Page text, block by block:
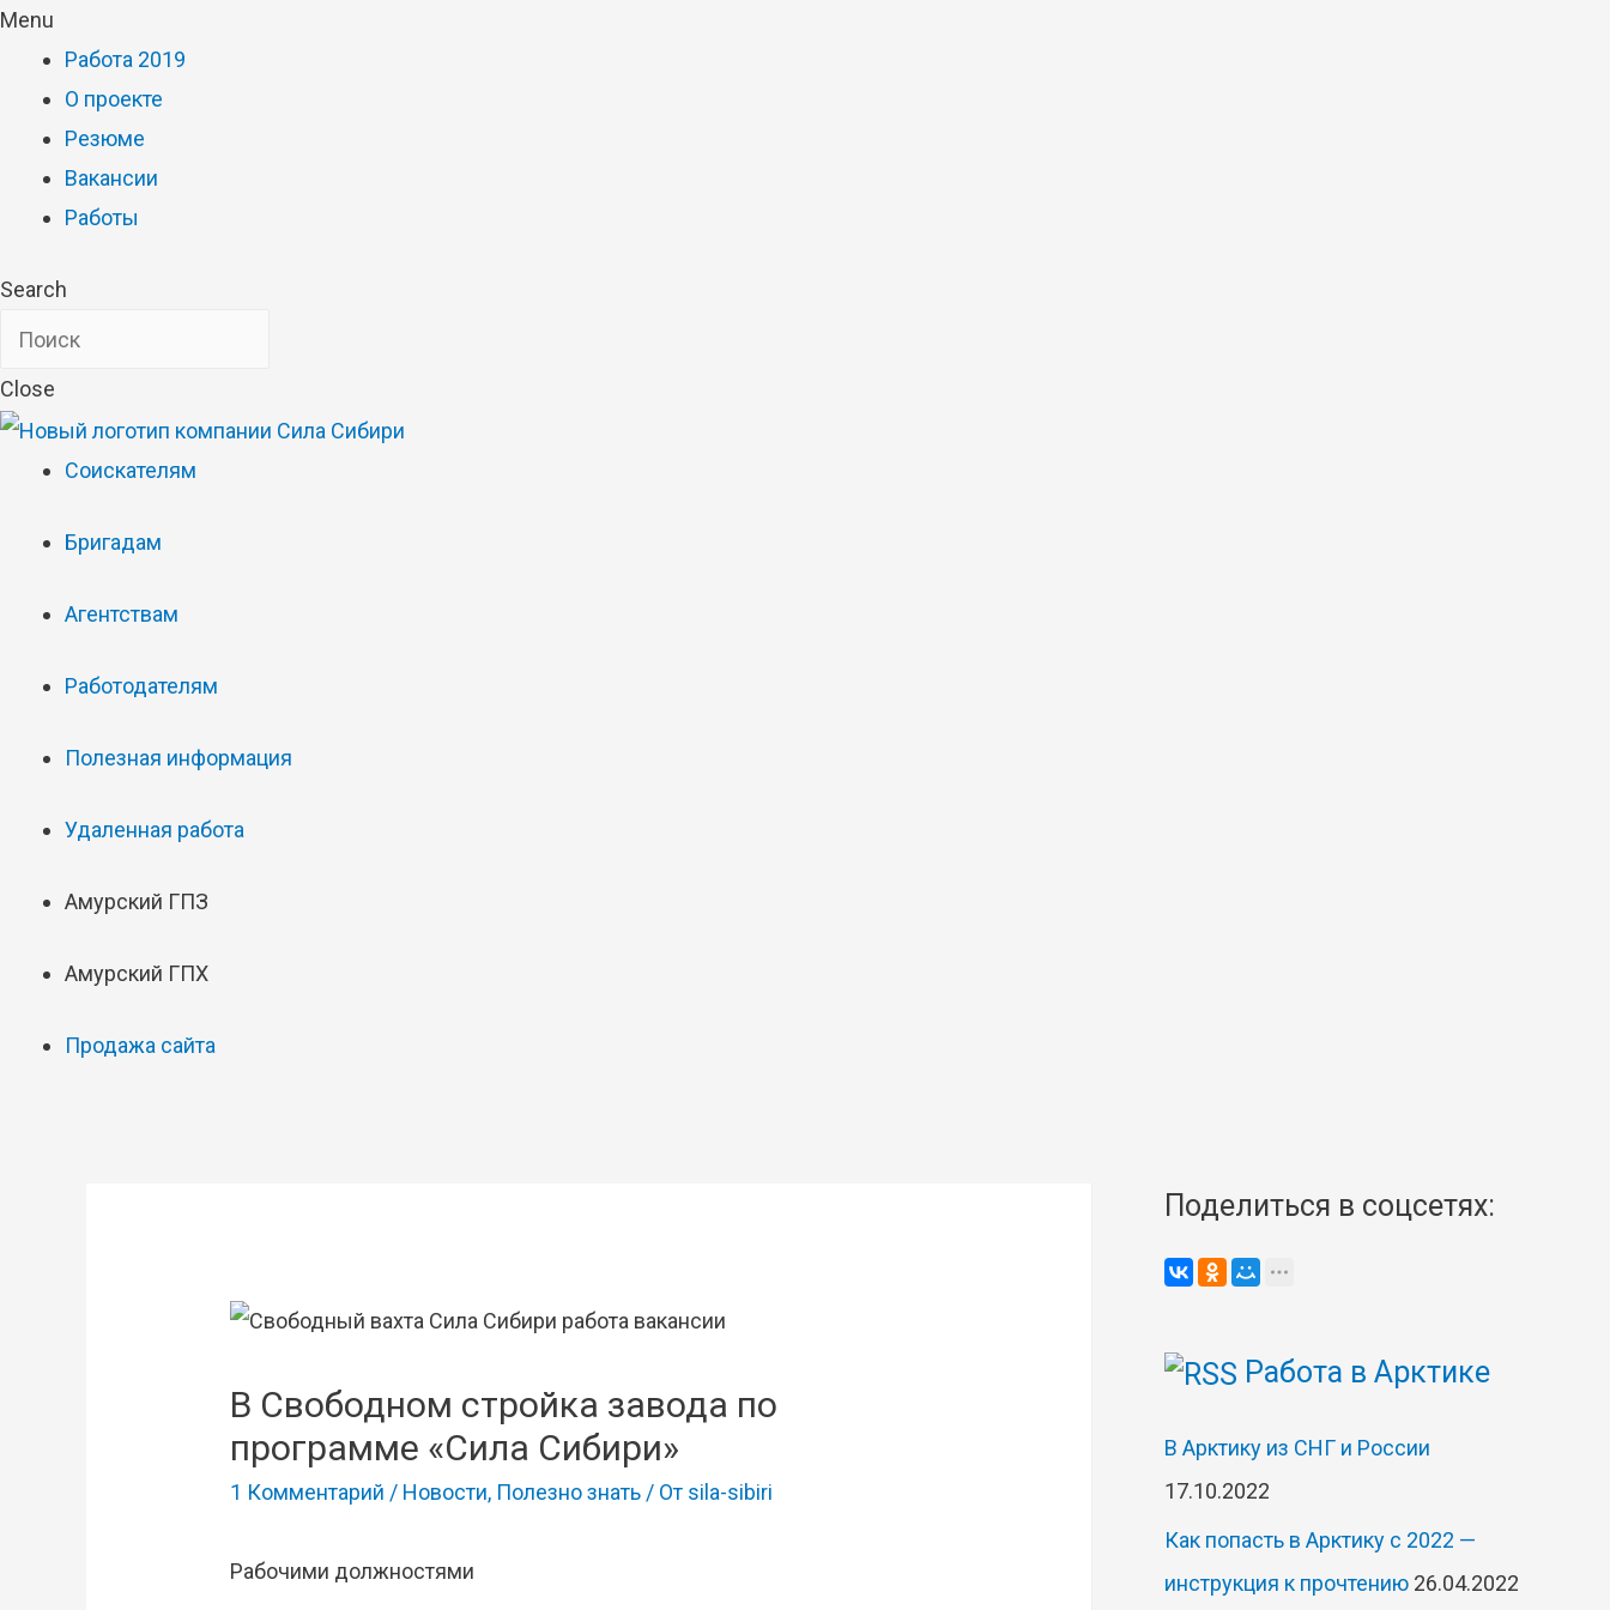
Menu
Работа 2019
О проекте
Резюме
Вакансии
Работы
Search
Close
Соискателям
Бригадам
Агентствам
Работодателям
Полезная информация
Удаленная работа
Амурский ГПЗ
Амурский ГПХ
Продажа сайта
В Свободном стройка завода по
программе «Сила Сибири»
1 Комментарий / Новости, Полезно знать / От sila-sibiri
Рабочими должностями
Поделиться в соцсетях:
Работа в Арктике
В Арктику из СНГ и России
17.10.2022
Как попасть в Арктику с 2022 —
инструкция к прочтению 26.04.2022